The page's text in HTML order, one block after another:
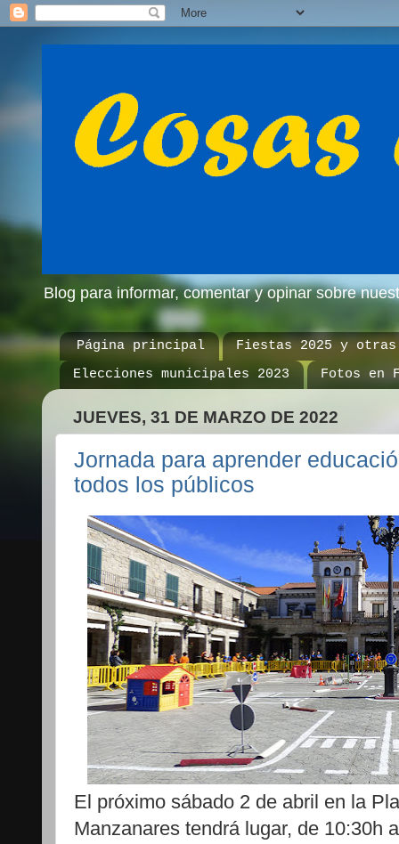
Blog para informar, comentar y opinar sobre
Página principal
Fiestas 2025 y otras
Elecciones municipales 2023
Fotos en
JUEVES, 31 DE MARZO DE 2022
Jornada para aprender
todos los públicos
El próximo sábado 2 de abril en la
Manzanares tendrá lugar, de 10:30h